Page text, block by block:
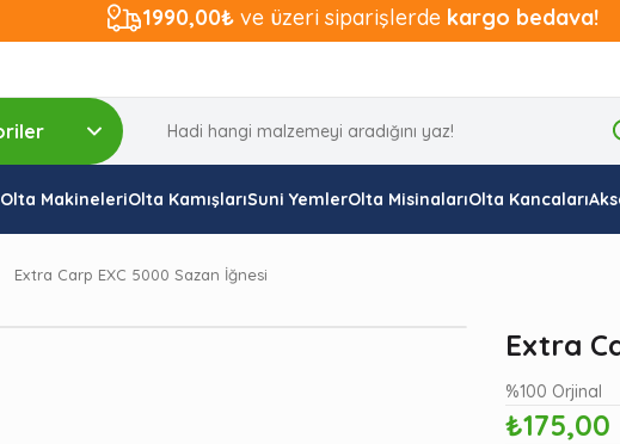
1990,00₺ ve üzeri siparişlerde kargo bedava!
Olta MakineleriOlta KamışlarıSuni YemlerOlta MisinalarıOlta Kancaları
Extra Carp EXC 5000 Sazan İğnesi
Extra
%100 Orjinal
₺175,00